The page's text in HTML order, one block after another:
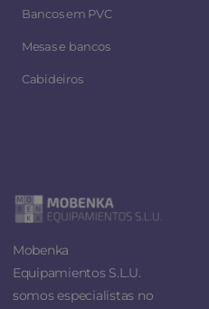
Bancos em PVC
Mesas e bancos
Cabideiros
Mobenka
Equipamientos S.L.U.
somos especialistas no